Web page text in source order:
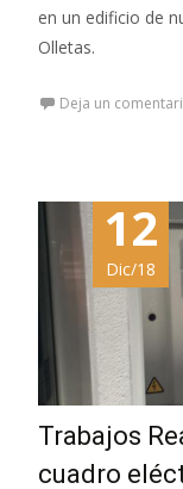
en un edificio de
Olletas.
Deja un
12
Dic/18
Trabajos
cuadro